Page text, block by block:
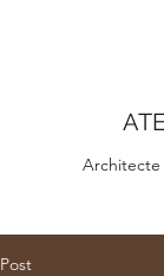
Architecte
Post